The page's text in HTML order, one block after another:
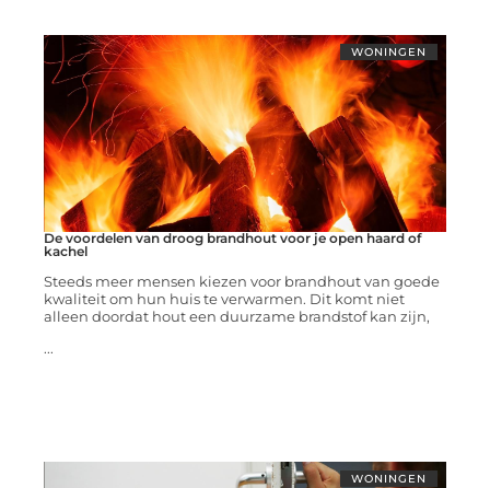
WONINGEN
De voordelen van droog brandhout voor je open haard of
kachel
Steeds meer mensen kiezen voor brandhout van goede
kwaliteit om hun huis te verwarmen. Dit komt niet
alleen doordat hout een duurzame brandstof kan zijn,
...
WONINGEN